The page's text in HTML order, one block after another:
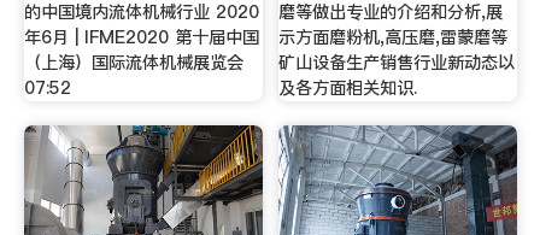
的中国境内流体机械行业 2020
年6月 | IFME2020 第十届中国
（上海）国际流体机械展览会
07:52
磨等做出专业的介绍和分析,展
示方面磨粉机,高压磨,雷蒙磨等
矿山设备生产销售行业新动态以
及各方面相关知识.